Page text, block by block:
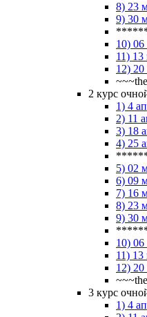
8) 23
9) 30
10)
11)
12)
2 курс
1) 4
2) 11
3) 18
4) 25
5) 02
6) 09
7) 16
8) 23
9) 30
10)
11)
12)
3 курс
1) 4